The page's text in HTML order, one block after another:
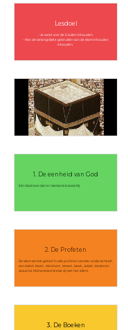
Lesdoel
- Je weet wat de 5 zuilen inhouden.
- Wat de belangrijkste gebruiken van de Islam inhouden
inhouden.
1. De eenheid van God
Eén God is en dat er niemand is zoals Hij
2. De Profeten
De Islam vereist geloof in alle profeten zonder onderscheidt,
van Adam, Noah , Abraham , Ismael , Isaak , Jakob , Mozes en
Jezus tot Mohammed (vrede zij met het allen)
3. De Boeken